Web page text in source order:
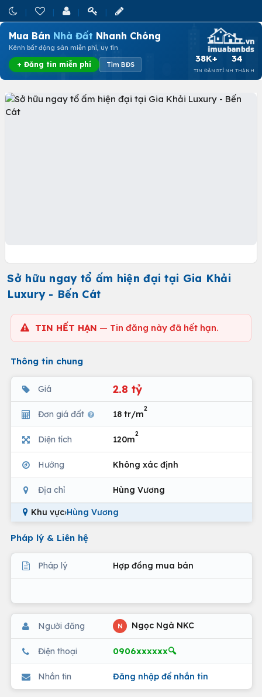
Mua Bán Nhà Đất Nhanh Chóng
Kênh bất động sản miễn phí, uy tín
+ Đăng tin miễn phí Tìm BĐS
38K+
TIN ĐĂNG
34
TỈNH THÀNH
Sở hữu ngay tổ ấm hiện đại tại Gia Khải
Luxury - Bến Cát
TIN HẾT HẠN — Tin đăng này đã hết hạn.
Thông tin chung
Giá 2.8 tỷ
Đơn giá đất 18 tr/m
2
Diện tích 120m
2
Hướng Không xác định
Địa chỉ Hùng Vương
Khu vực›Hùng Vương
Pháp lý & Liên hệ
Pháp lý Hợp đồng mua bán
Người đăng N Ngọc Ngà NKC
Điện thoại 0906xxxxxx🔍
Nhắn tin Đăng nhập để nhắn tin